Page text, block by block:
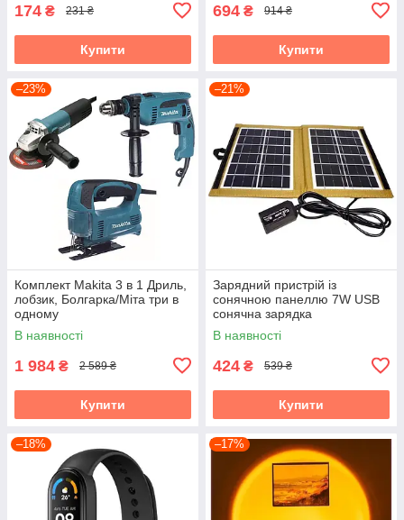
174 ₴ 231 ₴
Купити
694 ₴ 914 ₴
Купити
–23%
Комплект Makita 3 в 1 Дриль,
лобзик, Болгарка/Міта три в
одному
В наявності
1 984 ₴ 2 589 ₴
Купити
–21%
Зарядний пристрій із
сонячною панеллю 7W USB
сонячна зарядка
В наявності
424 ₴ 539 ₴
Купити
–18% –17%